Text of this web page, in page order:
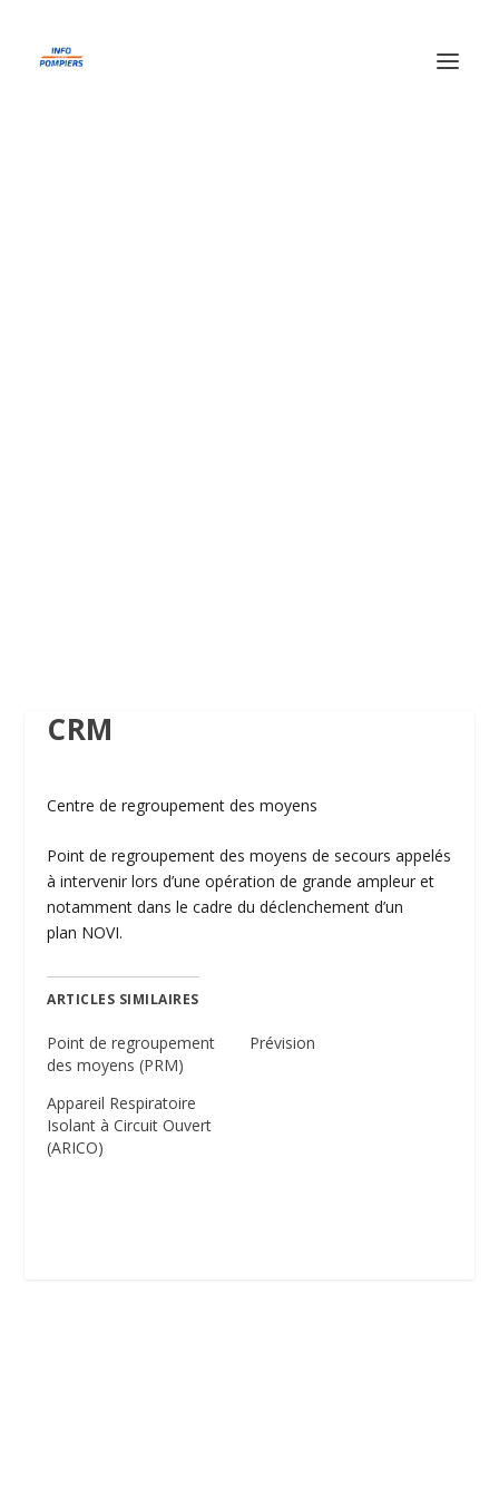
CRM
Centre de regroupement des moyens
Point de regroupement des moyens de secours appelés
à intervenir lors d’une opération de grande ampleur et
notamment dans le cadre du déclenchement d’un
plan NOVI.
ARTICLES SIMILAIRES
Point de regroupement
des moyens (PRM)
Prévision
Appareil Respiratoire
Isolant à Circuit Ouvert
(ARICO)